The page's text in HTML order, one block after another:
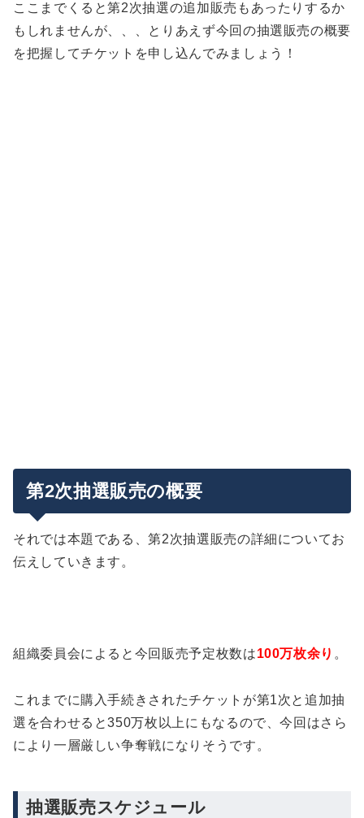
ここまでくると第2次抽選の追加販売もあったりするか
もしれませんが、、、とりあえず今回の抽選販売の概要
を把握してチケットを申し込んでみましょう！
第2次抽選販売の概要
それでは本題である、第2次抽選販売の詳細についてお
伝えしていきます。
組織委員会によると今回販売予定枚数は100万枚余り 。
これまでに購入手続きされたチケットが第1次と追加抽
選を合わせると350万枚以上にもなるので、今回はさら
により一層厳しい争奪戦になりそうです。
抽選販売スケジュール